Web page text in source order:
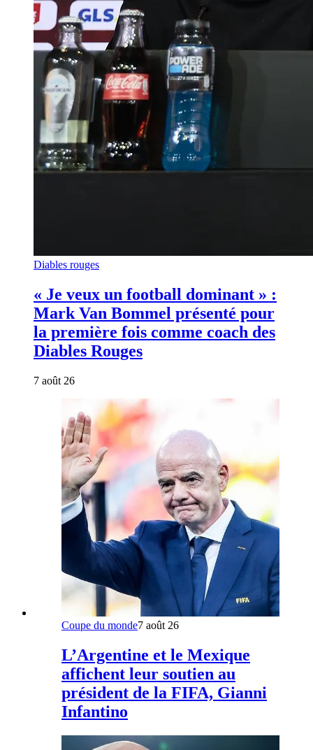
Diables rouges
« Je veux un football dominant » :
Mark Van Bommel présenté pour
la première fois comme coach des
Diables Rouges
7 août 26
Coupe du monde7 août 26
L’Argentine et le Mexique
affichent leur soutien au
président de la FIFA, Gianni
Infantino